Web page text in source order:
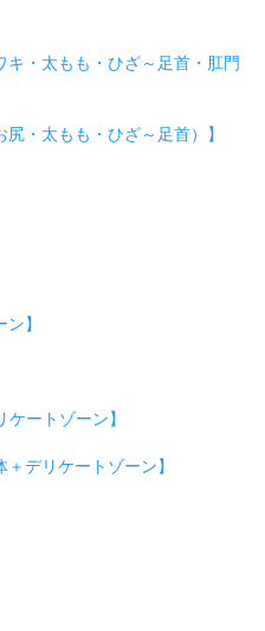
・太もも・ひざ～足首・肛門
・太もも・ひざ～足首）】
】
ートゾーン】
デリケートゾーン】